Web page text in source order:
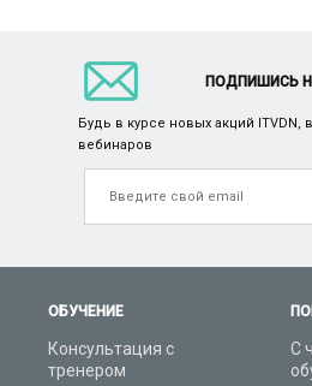
ОБУЧЕНИЕ
Консультация с
тренером
С
ПОДПИШИСЬ
Будь в курсе новых акций ITVDN,
вебинаров